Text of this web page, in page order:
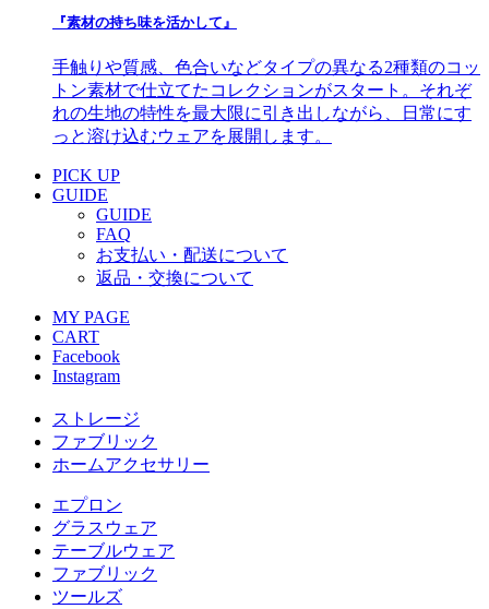
『素材の持ち味を活かして』
手触りや質感、色合いなどタイプの異なる2種類のコッ
トン素材で仕立てたコレクションがスタート。それぞ
れの生地の特性を最大限に引き出しながら、日常にす
っと溶け込むウェアを展開します。
PICK UP
GUIDE
GUIDE
FAQ
お支払い・配送について
返品・交換について
MY PAGE
CART
Facebook
Instagram
ストレージ
ファブリック
ホームアクセサリー
エプロン
グラスウェア
テーブルウェア
ファブリック
ツールズ